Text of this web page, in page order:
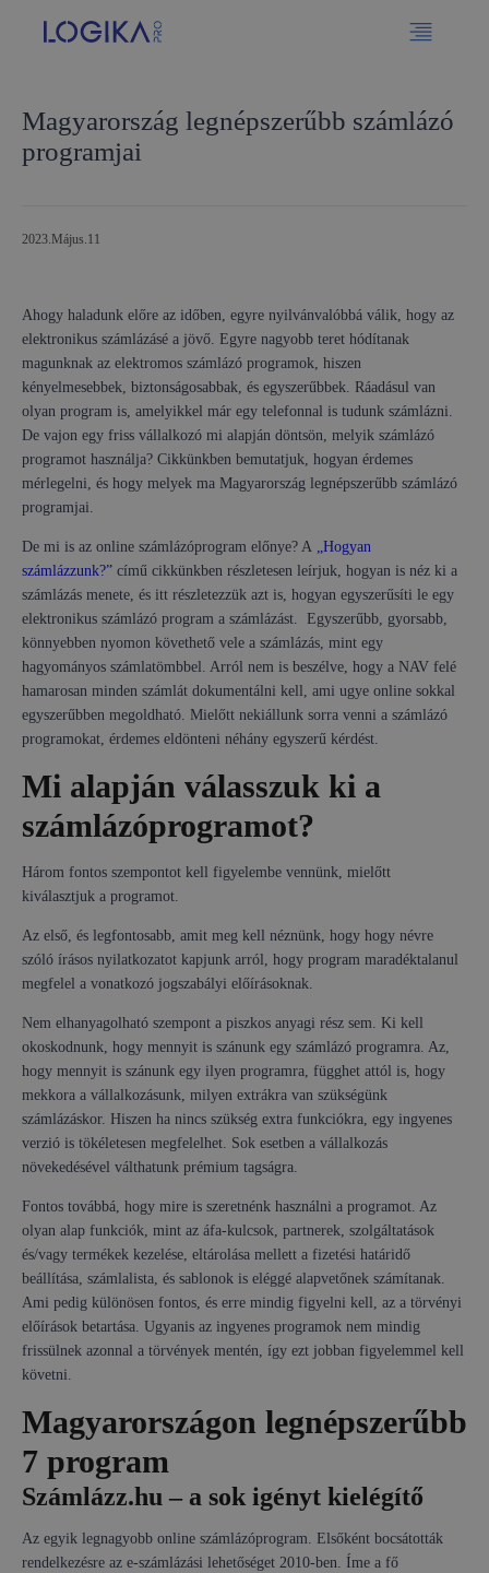
Magyarország legnépszerűbb számlázó
programjai
2023.május.11
Ahogy haladunk előre az időben, egyre nyilvánvalóbbá válik, hogy az
elektronikus számlázásé a jövő. Egyre nagyobb teret hódítanak
magunknak az elektromos számlázó programok, hiszen
kényelmesebbek, biztonságosabbak, és egyszerűbbek. Ráadásul van
olyan program is, amelyikkel már egy telefonnal is tudunk számlázni.
De vajon egy friss vállalkozó mi alapján döntsön, melyik számlázó
programot használja? Cikkünkben bemutatjuk, hogyan érdemes
mérlegelni, és hogy melyek ma Magyarország legnépszerűbb számlázó
programjai.
De mi is az online számlázóprogram előnye? A „Hogyan
számlázzunk?” című cikkünkben részletesen leírjuk, hogyan is néz ki a
számlázás menete, és itt részletezzük azt is, hogyan egyszerűsíti le egy
elektronikus számlázó program a számlázást. Egyszerűbb, gyorsabb,
könnyebben nyomon követhető vele a számlázás, mint egy
hagyományos számlatömbbel. Arról nem is beszélve, hogy a NAV felé
hamarosan minden számlát dokumentálni kell, ami ugye online sokkal
egyszerűbben megoldható. Mielőtt nekiállunk sorra venni a számlázó
programokat, érdemes eldönteni néhány egyszerű kérdést.
Mi alapján válasszuk ki a
számlázóprogramot?
Három fontos szempontot kell figyelembe vennünk, mielőtt
kiválasztjuk a programot.
Az első, és legfontosabb, amit meg kell néznünk, hogy hogy névre
szóló írásos nyilatkozatot kapjunk arról, hogy program maradéktalanul
megfelel a vonatkozó jogszabályi előírásoknak.
Nem elhanyagolható szempont a piszkos anyagi rész sem. Ki kell
okoskodnunk, hogy mennyit is szánunk egy számlázó programra. Az,
hogy mennyit is szánunk egy ilyen programra, függhet attól is, hogy
mekkora a vállalkozásunk, milyen extrákra van szükségünk
számlázáskor. Hiszen ha nincs szükség extra funkciókra, egy ingyenes
verzió is tökéletesen megfelelhet. Sok esetben a vállalkozás
növekedésével válthatunk prémium tagságra.
Fontos továbbá, hogy mire is szeretnénk használni a programot. Az
olyan alap funkciók, mint az áfa-kulcsok, partnerek, szolgáltatások
és/vagy termékek kezelése, eltárolása mellett a fizetési határidő
beállítása, számlalista, és sablonok is eléggé alapvetőnek számítanak.
Ami pedig különösen fontos, és erre mindig figyelni kell, az a törvényi
előírások betartása. Ugyanis az ingyenes programok nem mindig
frissülnek azonnal a törvények mentén, így ezt jobban figyelemmel kell
követni.
Magyarországon legnépszerűbb
7 program
Számlázz.hu – a sok igényt kielégítő
Az egyik legnagyobb online számlázóprogram. Elsőként bocsátották
rendelkezésre az e-számlázási lehetőséget 2010-ben. Íme a fő